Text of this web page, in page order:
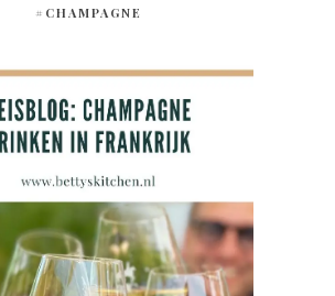
#CHAMPAGNE